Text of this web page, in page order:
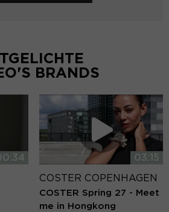
BRANDS
03:15
COSTER COPENHAGEN
COSTER Spring 27 - Meet
me in Hongkong